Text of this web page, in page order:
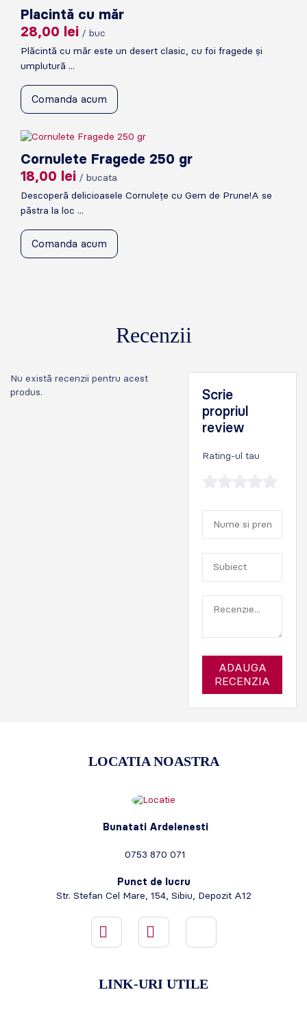
Placintă cu măr
28,00 lei / buc
Plăcintă cu măr este un desert clasic, cu foi fragede și
umplutură ...
Comanda acum
Cornulete Fragede 250 gr
18,00 lei / bucata
Descoperă delicioasele Cornulețe cu Gem de Prune!A se
păstra la loc ...
Comanda acum
Recenzii
Nu există recenzii pentru acest
produs.
Scrie
propriul
review
Rating-ul tau
ADAUGA
RECENZIA
LOCATIA NOASTRA
Bunatati Ardelenesti
0753 870 071
Punct de lucru
Str. Stefan Cel Mare, 154, Sibiu, Depozit A12
LINK-URI UTILE